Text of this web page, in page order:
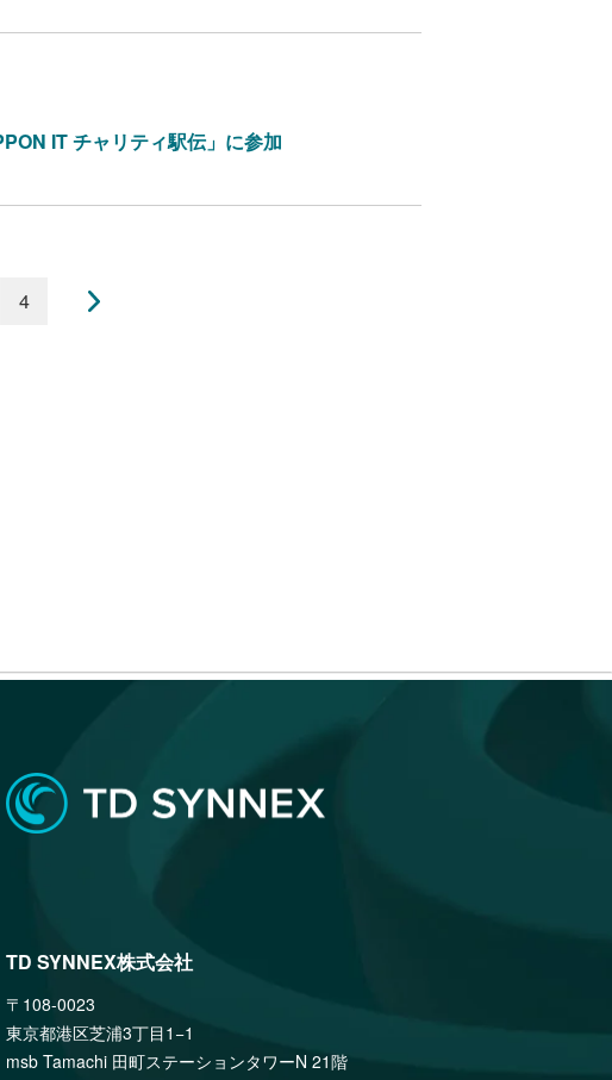
IT チャリティ駅伝」に参加
4
TD SYNNEX株式会社
〒108-0023
東京都港区芝浦3丁目1−1
msb Tamachi 田町ステーションタワーN 21階